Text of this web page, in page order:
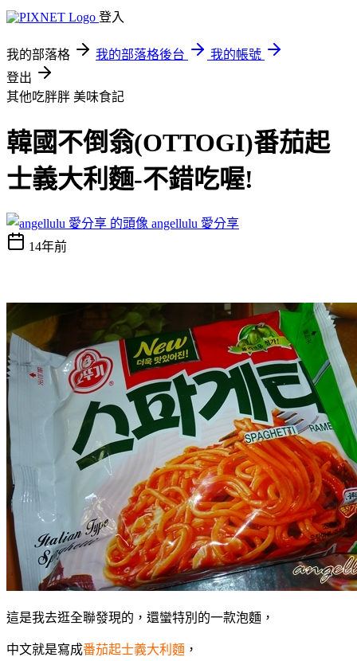
登入
我的部落格 我的部落格後台
我的帳號
登出
其他吃胖胖 美味食記
韓國不倒翁(OTTOGI)番茄起
士義大利麵-不錯吃喔!
angellulu 愛分享
14年前
這是我去逛全聯發現的，還蠻特別的一款泡麵，
中文就是寫成番茄起士義大利麵 ，